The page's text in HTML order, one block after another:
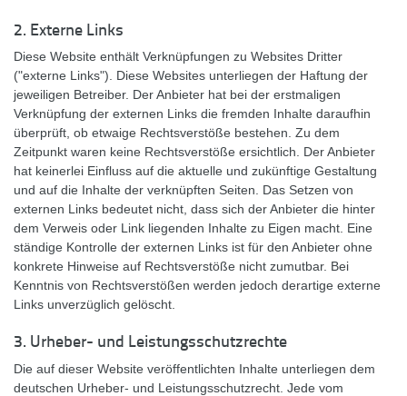
2. Externe Links
Diese Website enthält Verknüpfungen zu Websites Dritter
("externe Links"). Diese Websites unterliegen der Haftung der
jeweiligen Betreiber. Der Anbieter hat bei der erstmaligen
Verknüpfung der externen Links die fremden Inhalte daraufhin
überprüft, ob etwaige Rechtsverstöße bestehen. Zu dem
Zeitpunkt waren keine Rechtsverstöße ersichtlich. Der Anbieter
hat keinerlei Einfluss auf die aktuelle und zukünftige Gestaltung
und auf die Inhalte der verknüpften Seiten. Das Setzen von
externen Links bedeutet nicht, dass sich der Anbieter die hinter
dem Verweis oder Link liegenden Inhalte zu Eigen macht. Eine
ständige Kontrolle der externen Links ist für den Anbieter ohne
konkrete Hinweise auf Rechtsverstöße nicht zumutbar. Bei
Kenntnis von Rechtsverstößen werden jedoch derartige externe
Links unverzüglich gelöscht.
3. Urheber- und Leistungsschutzrechte
Die auf dieser Website veröffentlichten Inhalte unterliegen dem
deutschen Urheber- und Leistungsschutzrecht. Jede vom